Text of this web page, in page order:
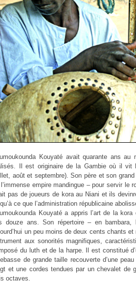
Kouyaté avait quarante ans
Il est originaire de la Gambie où il vit
août et septembre). Son père et son
empire mandingue – pour servir le
pas de joueurs de kora au Niani et ils
ce que l’administration républicaine
Kouyaté a appris l’art de la
douze ans. Son répertoire – en bambara,
un peu moins de deux cents chants
aux sonorités magnifiques,
du luth et de la harpe. Il est constitué
de grande taille recouverte d’une
et une cordes tendues par un chevalet de
octaves.